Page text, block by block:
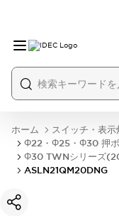
ホーム スイッチ・表示
Φ22・Φ25・Φ30 押ボ
Φ30 TWNシリーズ
ASLN21QM20DNG